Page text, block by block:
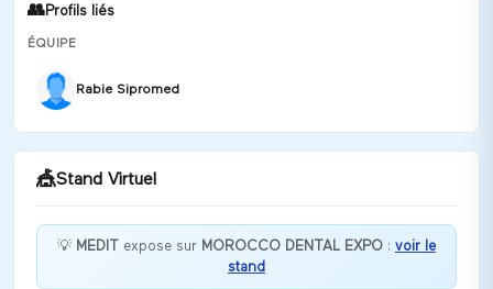
👥Profils liés
ÉQUIPE
Rabie Sipromed
🎪Stand Virtuel
💡 MEDIT expose sur MOROCCO DENTAL EXPO : voir le
stand